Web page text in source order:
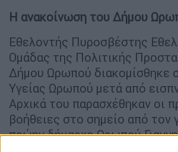
Η ανακοίνωση του Δήμου
Εθελοντής Πυροσβέστης
Ομάδας της Πολιτικής
Δήμου Ωρωπού διακομίσθηκε
Υγείας Ωρωπού μετά από
Αρχικά του παρασχέθηκαν οι
βοήθειες στο σημείο από τον
πρώην δήμαρχο Ωρωπού